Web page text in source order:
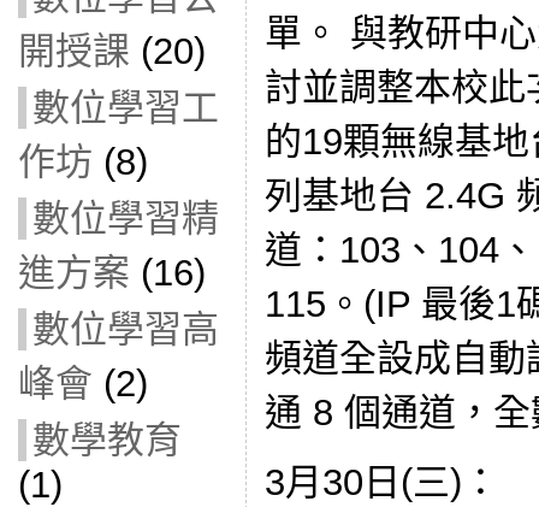
開授課 (20)
數位學習工
作坊 (8)
數位學習精
進方案 (16)
數位學習高
峰會 (2)
數學教育
(1)
單。 與教研中
討並調整本校
的19顆無線基
列基地台 2.4G
道：103、104
115。(IP 最後1
頻道全設成自
通 8 個通道，
3月30日(三)：